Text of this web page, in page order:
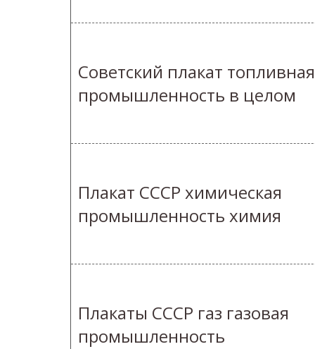
Советский плакат топливная
промышленность в целом
Плакат СССР химическая
промышленность химия
Плакаты СССР газ газовая
промышленность